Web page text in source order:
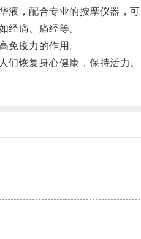
配合专业的按摩仪器，可
痛、痛经等。
疫力的作用。
恢复身心健康，保持活力。